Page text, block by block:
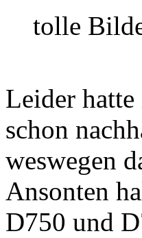
tolle
Leider
schon
weswegen
Ansonten
D750 und